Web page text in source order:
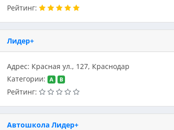
Рейтинг:
Лидер+
Адрес: Красная ул., 127, Краснодар
Категории:
A B
Рейтинг:
Автошкола Лидер+